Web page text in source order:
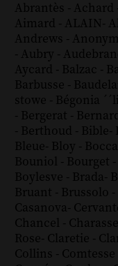
Abrantès - Achard
Aimard - ALAIN-
Andrews -
- Aubry -
Aycard - Balzac -
Barbusse -
stowe - Bégonia
- Bergerat -
- Berthoud - Bible-
Bleue- Bloy -
Bouniol - Bourget -
Boylesve - Brada-
Bruant - Brussolo -
Casanova-
Chancel - Charasse
Rose- Claretie -
Collins - Comtesse